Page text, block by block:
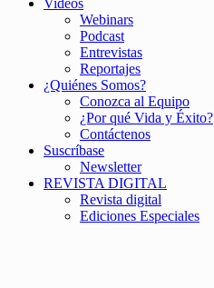
Videos
Webinars
Podcast
Entrevistas
Reportajes
¿Quiénes Somos?
Conozca al Equipo
¿Por qué Vida y Éxito?
Contáctenos
Suscríbase
Newsletter
REVISTA DIGITAL
Revista digital
Ediciones Especiales